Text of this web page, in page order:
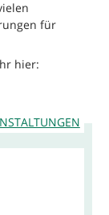
für
hier: